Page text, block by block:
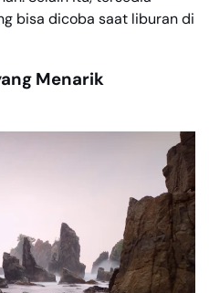
bisa dicoba saat liburan di
Menarik